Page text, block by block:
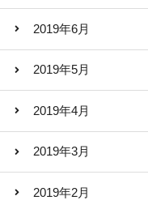
2019年6月
2019年5月
2019年4月
2019年3月
2019年2月